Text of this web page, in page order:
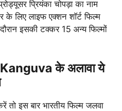
प्रियंका चोपड़ा का नाम
लिए लाइफ एक्शन शॉर्ट फिल्म
इसकी टक्कर 15 अन्य फिल्मों
के अलावा ये
इस बार भारतीय फिल्म जलवा